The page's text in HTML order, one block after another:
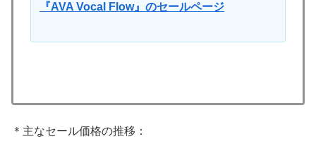
『AVA Vocal Flow』のセールページ
＊主なセール価格の推移：